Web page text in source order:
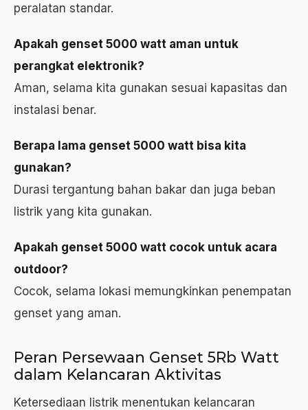
peralatan standar.
Apakah genset 5000 watt aman untuk
perangkat elektronik?
Aman, selama kita gunakan sesuai kapasitas dan
instalasi benar.
Berapa lama genset 5000 watt bisa kita
gunakan?
Durasi tergantung bahan bakar dan juga beban
listrik yang kita gunakan.
Apakah genset 5000 watt cocok untuk acara
outdoor?
Cocok, selama lokasi memungkinkan penempatan
genset yang aman.
Peran Persewaan Genset 5Rb Watt
dalam Kelancaran Aktivitas
Ketersediaan listrik menentukan kelancaran